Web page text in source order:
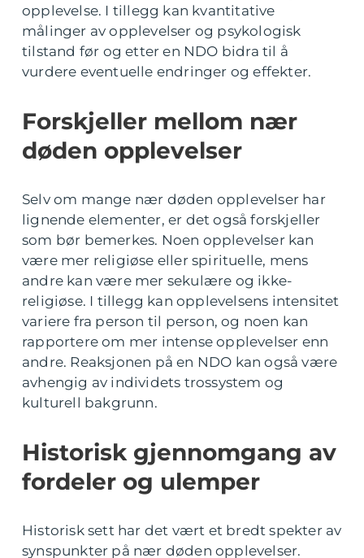
opplevelse. I tillegg kan kvantitative
målinger av opplevelser og psykologisk
tilstand før og etter en NDO bidra til å
vurdere eventuelle endringer og effekter.
Forskjeller mellom nær
døden opplevelser
Selv om mange nær døden opplevelser har
lignende elementer, er det også forskjeller
som bør bemerkes. Noen opplevelser kan
være mer religiøse eller spirituelle, mens
andre kan være mer sekulære og ikke-
religiøse. I tillegg kan opplevelsens intensitet
variere fra person til person, og noen kan
rapportere om mer intense opplevelser enn
andre. Reaksjonen på en NDO kan også være
avhengig av individets trossystem og
kulturell bakgrunn.
Historisk gjennomgang av
fordeler og ulemper
Historisk sett har det vært et bredt spekter av
synspunkter på nær døden opplevelser.